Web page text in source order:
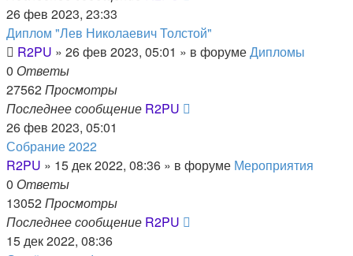
26 фев 2023, 23:33
Диплом "Лев Николаевич Толстой"
R2PU » 26 фев 2023, 05:01 » в форумеДипломы
0 Ответы
27562Просмотры
Последнее сообщение R2PU
26 фев 2023, 05:01
Собрание 2022
R2PU » 15 дек 2022, 08:36 » в форуме Мероприятия
0 Ответы
13052Просмотры
Последнее сообщение R2PU
15 дек 2022, 08:36